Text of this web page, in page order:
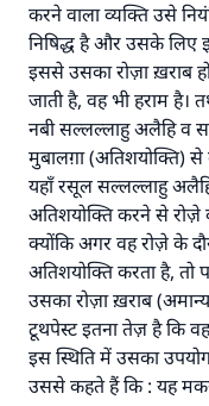
करने वाला व्यक्ति उसे
निषिद्ध है और उसके लिए
इससे उसका रोज़ा ख़राब
जाती है, वह भी हराम है।
नबी सल्लल्लाहु अलैहि व
मुबालग़ा (अतिशयोक्ति)
यहाँ रसूल सल्लल्लाहु
अतिशयोक्ति करने से रोज़े
क्योंकि अगर वह रोज़े के
अतिशयोक्ति करता है,
उसका रोज़ा ख़राब
टूथपेस्ट इतना तेज़ है कि
इस स्थिति में उसका
उससे कहते हैं कि : यह
उम्मत के
अल्लाह के रसूल
'जो व्यक्ति भलाई
करने